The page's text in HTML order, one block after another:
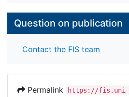
Question on publication
Contact the FIS team
Permalink
https://fis.uni-